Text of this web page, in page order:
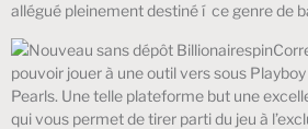
allégué pleinement destiné í ce genre de
pouvoir jouer à une outil vers sous
Pearls. Une telle plateforme but une
qui vous permet de tirer parti du jeu à